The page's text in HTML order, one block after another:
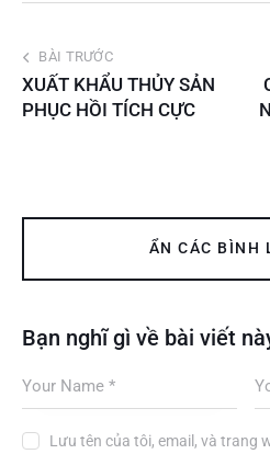
BÀI TRƯỚC
XUẤT KHẨU THỦY SẢN
PHỤC HỒI TÍCH CỰC
ẨN CÁC BÌNH
Bạn nghĩ gì về bài viết
Lưu tên của tôi, email, và trang